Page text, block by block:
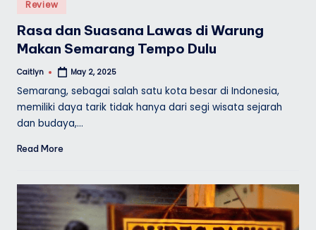
Review
Rasa dan Suasana Lawas di Warung
Makan Semarang Tempo Dulu
Posted
Caitlyn May 2, 2025
Semarang, sebagai salah satu kota besar di Indonesia,
memiliki daya tarik tidak hanya dari segi wisata sejarah
dan budaya,…
Read More